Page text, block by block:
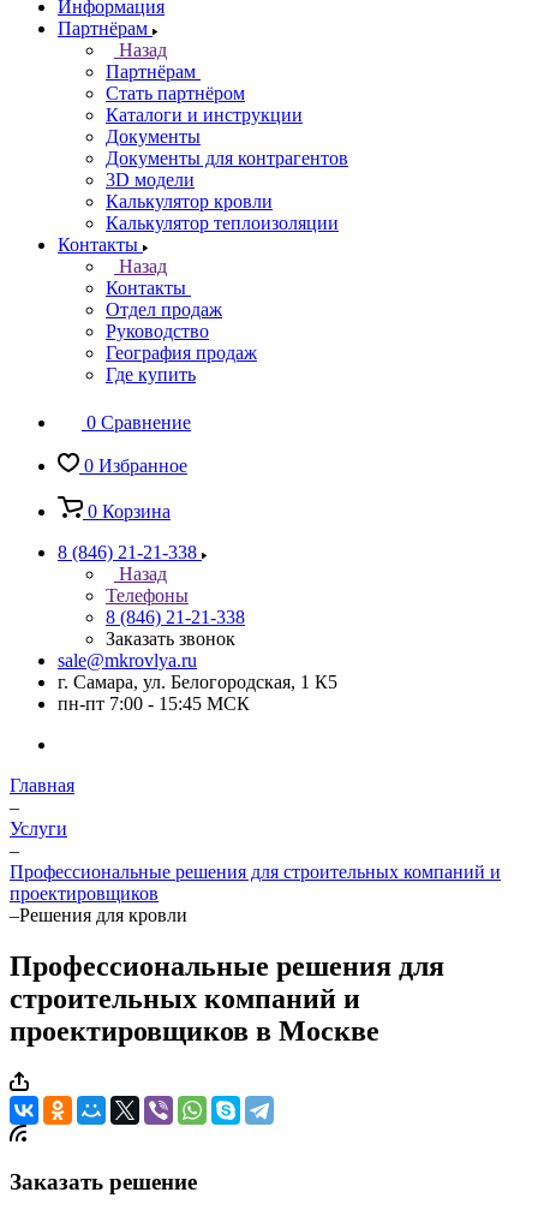
Информация
Партнёрам
Назад
Партнёрам
Стать партнёром
Каталоги и инструкции
Документы
Документы для контрагентов
3D модели
Калькулятор кровли
Калькулятор теплоизоляции
Контакты
Назад
Контакты
Отдел продаж
Руководство
География продаж
Где купить
0 Сравнение
0 Избранное
0 Корзина
8 (846) 21-21-338
Назад
Телефоны
8 (846) 21-21-338
Заказать звонок
sale@mkrovlya.ru
г. Самара, ул. Белогородская, 1 К5
пн-пт 7:00 - 15:45 МСК
Главная
–
Услуги
–
Профессиональные решения для строительных компаний и
проектировщиков
–Решения для кровли
Профессиональные решения для
строительных компаний и
проектировщиков в Москве
Заказать решение